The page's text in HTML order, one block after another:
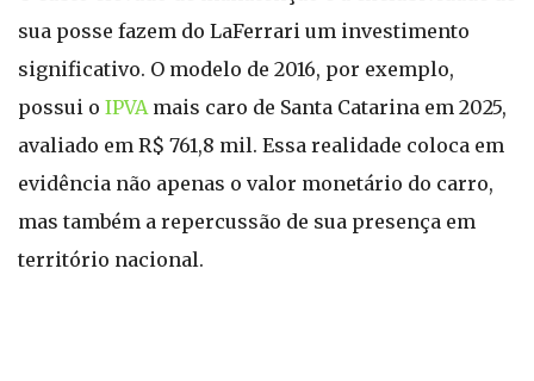
sua posse fazem do LaFerrari um investimento
significativo. O modelo de 2016, por exemplo,
possui o IPVA mais caro de Santa Catarina em 2025,
avaliado em R$ 761,8 mil. Essa realidade coloca em
evidência não apenas o valor monetário do carro,
mas também a repercussão de sua presença em
território nacional.